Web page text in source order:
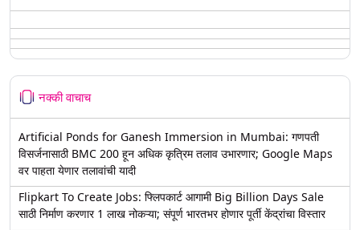
नक्की वाचाच
Artificial Ponds for Ganesh Immersion in Mumbai: गणपती
विसर्जनासाठी BMC 200 हून अधिक कृत्रिम तलाव उभारणार; Google Maps
वर पाहता येणार तलावांची यादी
Flipkart To Create Jobs: फ्लिपकार्ट आगामी Big Billion Days Sale
साठी निर्माण करणार 1 लाख नोकऱ्या; संपूर्ण भारतभर होणार पूर्ती केंद्रांचा विस्तार